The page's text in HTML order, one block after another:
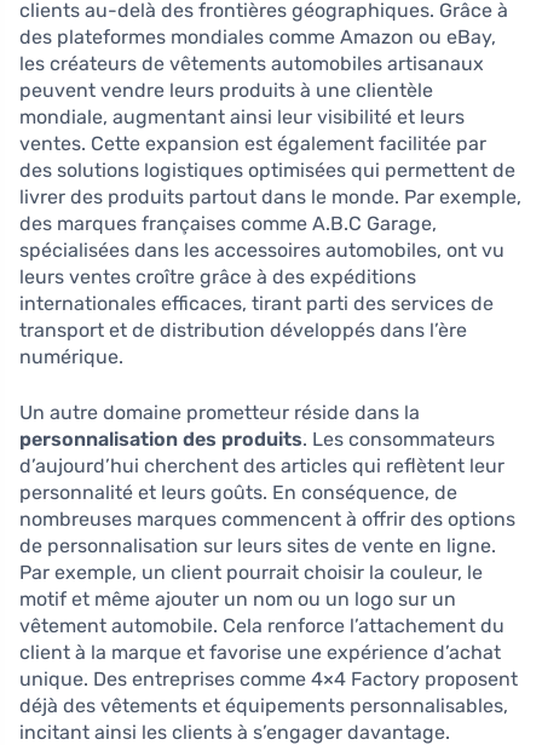
clients au-delà des frontières géographiques. Grâce à
des plateformes mondiales comme Amazon ou eBay,
les créateurs de vêtements automobiles artisanaux
peuvent vendre leurs produits à une clientèle
mondiale, augmentant ainsi leur visibilité et leurs
ventes. Cette expansion est également facilitée par
des solutions logistiques optimisées qui permettent de
livrer des produits partout dans le monde. Par exemple,
des marques françaises comme A.B.C Garage,
spécialisées dans les accessoires automobiles, ont vu
leurs ventes croître grâce à des expéditions
internationales efficaces, tirant parti des services de
transport et de distribution développés dans l’ère
numérique.
Un autre domaine prometteur réside dans la
personnalisation des produits. Les consommateurs
d’aujourd’hui cherchent des articles qui reflètent leur
personnalité et leurs goûts. En conséquence, de
nombreuses marques commencent à offrir des options
de personnalisation sur leurs sites de vente en ligne.
Par exemple, un client pourrait choisir la couleur, le
motif et même ajouter un nom ou un logo sur un
vêtement automobile. Cela renforce l’attachement du
client à la marque et favorise une expérience d’achat
unique. Des entreprises comme 4×4 Factory proposent
déjà des vêtements et équipements personnalisables,
incitant ainsi les clients à s’engager davantage.